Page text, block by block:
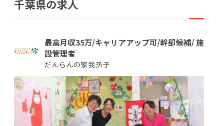
千葉県の求人
最高月収35万/キャリアアップ可/幹部候補/ 施
設管理者
だんらんの家我孫子